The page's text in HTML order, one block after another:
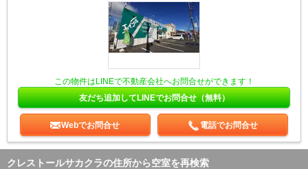
この物件はLINEで不動産会社へお問合せができます！
友だち追加してLINEでお問合せ（無料）
Webでお問合せ 電話でお問合せ
クレストールサカクラの住所から空室を再検索